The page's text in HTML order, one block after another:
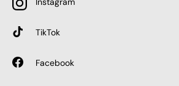
TikTok
Facebook